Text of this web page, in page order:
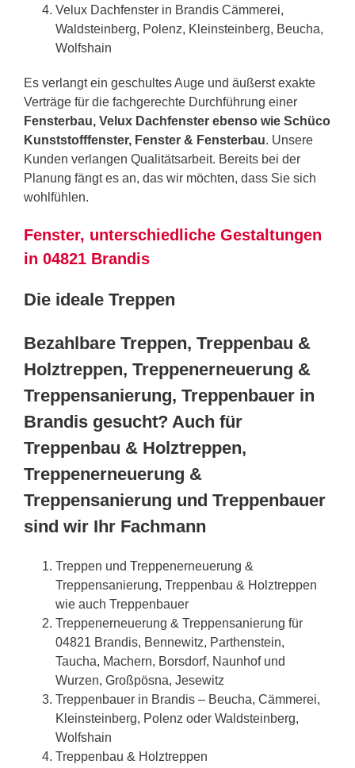
Velux Dachfenster in Brandis Cämmerei,
Waldsteinberg, Polenz, Kleinsteinberg, Beucha,
Wolfshain
Es verlangt ein geschultes Auge und äußerst exakte
Verträge für die fachgerechte Durchführung einer
Fensterbau, Velux Dachfenster ebenso wie Schüco
Kunststofffenster, Fenster & Fensterbau. Unsere
Kunden verlangen Qualitätsarbeit. Bereits bei der
Planung fängt es an, das wir möchten, dass Sie sich
wohlfühlen.
Fenster, unterschiedliche Gestaltungen
in 04821 Brandis
Die ideale Treppen
Bezahlbare Treppen, Treppenbau &
Holztreppen, Treppenerneuerung &
Treppensanierung, Treppenbauer in
Brandis gesucht? Auch für
Treppenbau & Holztreppen,
Treppenerneuerung &
Treppensanierung und Treppenbauer
sind wir Ihr Fachmann
Treppen und Treppenerneuerung &
Treppensanierung, Treppenbau & Holztreppen
wie auch Treppenbauer
Treppenerneuerung & Treppensanierung für
04821 Brandis, Bennewitz, Parthenstein,
Taucha, Machern, Borsdorf, Naunhof und
Wurzen, Großpösna, Jesewitz
Treppenbauer in Brandis – Beucha, Cämmerei,
Kleinsteinberg, Polenz oder Waldsteinberg,
Wolfshain
Treppenbau & Holztreppen